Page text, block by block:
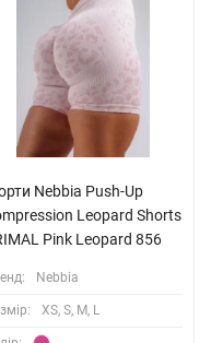
Nebbia Push-Up
Leopard Shorts
Pink Leopard 856
Nebbia
XS, S, M, L